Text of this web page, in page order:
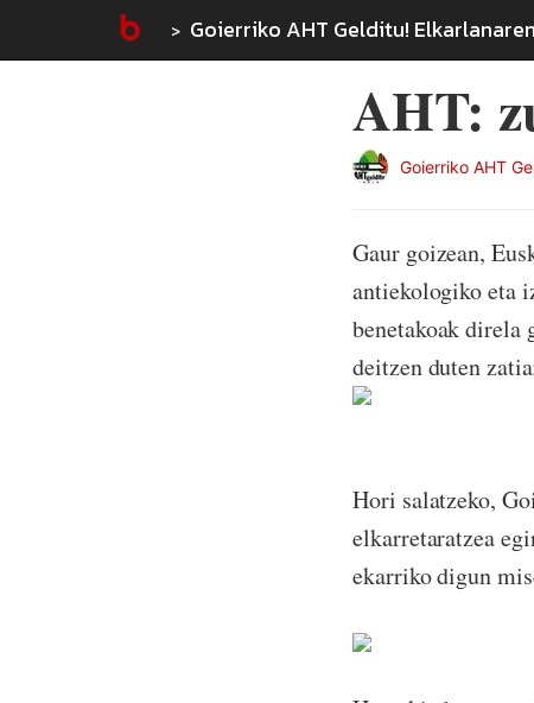
Goierriko AHT Gelditu!
AHT:
Goierriko AHT
Gaur goizean,
antiekologiko eta
benetakoak direla
deitzen duten
Hori salatzeko,
elkarretaratzea
ekarriko digun